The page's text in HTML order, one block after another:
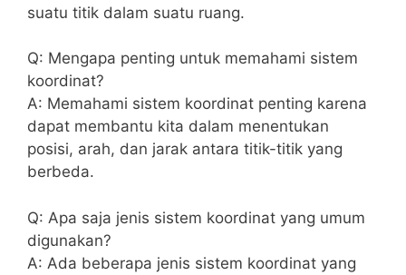
suatu titik dalam​ suatu ruang.
Q: Mengapa penting⁤ untuk ‌memahami sistem
‌koordinat?
A: Memahami sistem ​koordinat penting ⁣karena⁤
dapat​ membantu kita ⁣dalam menentukan⁤
posisi, arah, dan​ jarak antara titik-titik‍ yang‌
berbeda.
Q: Apa saja jenis sistem koordinat yang umum
digunakan?
A:‍ Ada‍ beberapa jenis sistem koordinat yang